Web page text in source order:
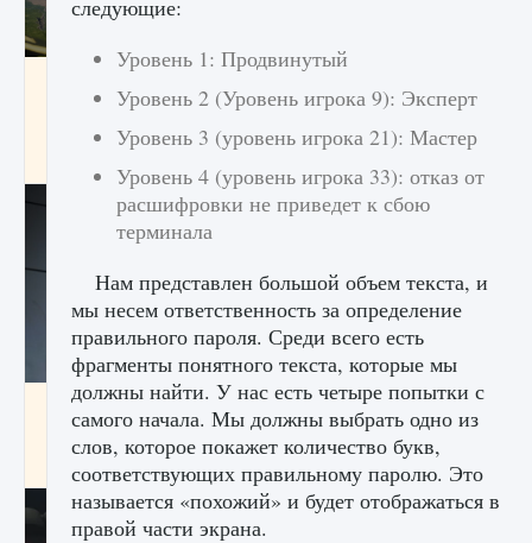
Как исправить ошибку Palworld EPalworld
«Идет сохранение мира — Невозможно
Все новые функции в режиме карьеры EA
FC 25
9 августа 2024
следующие:
Уровень 1: Продвинутый
Уровень 2 (Уровень игрока 9): Эксперт
Уровень 3 (уровень игрока 21): Мастер
Уровень 4 (уровень игрока 33): отказ от
расшифровки не приведет к сбою
терминала
Нам представлен большой объем текста, и
мы несем ответственность за определение
правильного пароля. Среди всего есть
фрагменты понятного текста, которые мы
должны найти. У нас есть четыре попытки с
самого начала. Мы должны выбрать одно из
слов, которое покажет количество букв,
соответствующих правильному паролю. Это
называется «похожий» и будет отображаться в
правой части экрана.